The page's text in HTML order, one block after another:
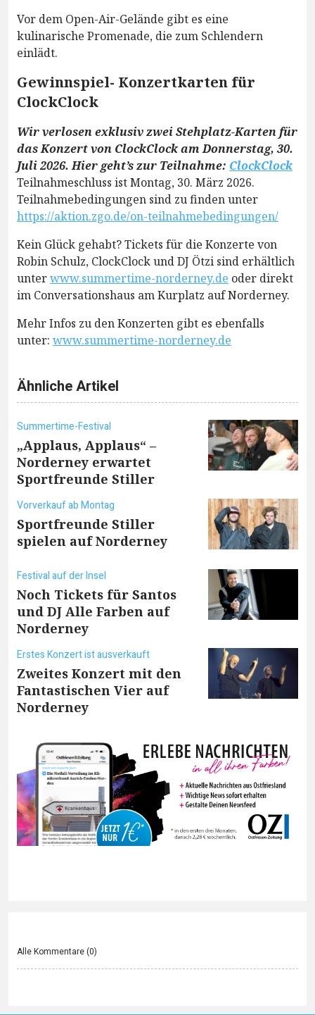
Vor dem Open-Air-Gelände gibt es eine
kulinarische Promenade, die zum Schlendern
einlädt.
Gewinnspiel- Konzertkarten für
ClockClock
Wir verlosen exklusiv zwei Stehplatz-Karten für
das Konzert von ClockClock am Donnerstag, 30.
Juli 2026. Hier geht’s zur Teilnahme: ClockClock
Teilnahmeschluss ist Montag, 30. März 2026.
Teilnahmebedingungen sind zu finden unter
https://aktion.zgo.de/on-teilnahmebedingungen/
Kein Glück gehabt? Tickets für die Konzerte von
Robin Schulz, ClockClock und DJ Ötzi sind erhältlich
unterwww.summertime-norderney.de oder direkt
im Conversationshaus am Kurplatz auf Norderney.
Mehr Infos zu den Konzerten gibt es ebenfalls
unter: www.summertime-norderney.de
Ähnliche Artikel
Summertime-Festival
„Applaus, Applaus“ –
Norderney erwartet
Sportfreunde Stiller
Vorverkauf ab Montag
Sportfreunde Stiller
spielen auf Norderney
Festival auf der Insel
Noch Tickets für Santos
und DJ Alle Farben auf
Norderney
Erstes Konzert ist ausverkauft
Zweites Konzert mit den
Fantastischen Vier auf
Norderney
Alle Kommentare (0)